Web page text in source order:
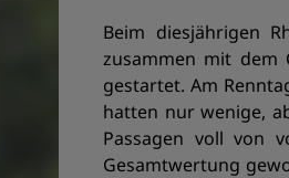
Beim diesjährigen
zusammen mit dem
gestartet. Am
hatten nur wenige,
Passagen voll von
Gesamtwertung